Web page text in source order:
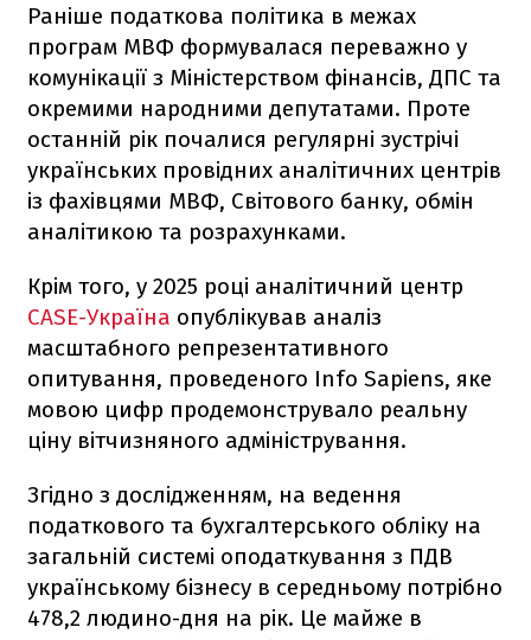
Раніше податкова політика в межах
програм МВФ формувалася переважно у
комунікації з Міністерством фінансів, ДПС та
окремими народними депутатами. Проте
останній рік почалися регулярні зустрічі
українських провідних аналітичних центрів
із фахівцями МВФ, Світового банку, обмін
аналітикою та розрахунками.
Крім того, у 2025 році аналітичний центр
CASE-Україна опублікував аналіз
масштабного репрезентативного
опитування, проведеного Info Sapiens, яке
мовою цифр продемонструвало реальну
ціну вітчизняного адміністрування.
Згідно з дослідженням, на ведення
податкового та бухгалтерського обліку на
загальній системі оподаткування з ПДВ
українському бізнесу в середньому потрібно
478,2 людино-дня на рік. Це майже в